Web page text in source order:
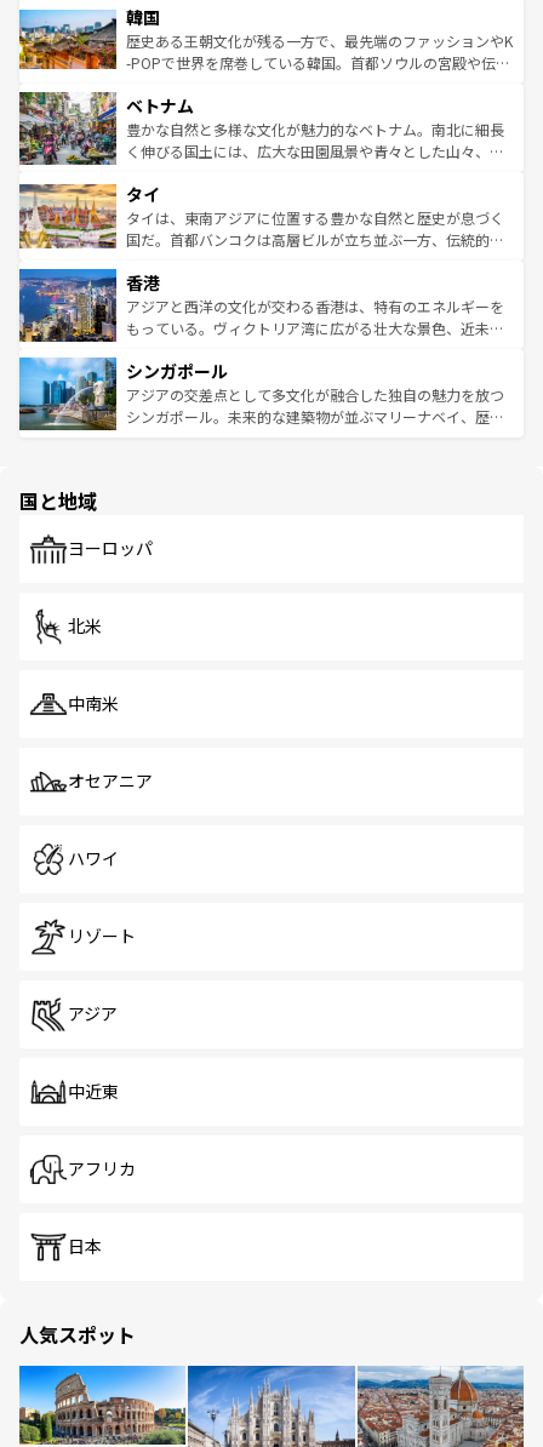
ワイを、存分に味わってほしい。 なお、新着のハワイ情報
はコンテンツ一覧を参照してほしい。
いる。アクティビティも充実しており、サーフィンやダイ
ビング、ハイキングなど、アウトドア好きにはたまらな
い。オーストラリアの多彩な魅力を存分に味わいつくそ
参照してほしい。
ン）、静ひつな山岳地帯である台湾東部など、都市の喧騒
と山間の静けさが共存しており、訪れる人に新しい発見と
驚きをもたらしてくれる。また、奥深い台湾の食文化も魅
容にもいいと評判のスイーツなど、バラエティ豊かな料理
が味わえる。 なお、新着の台湾情報は コンテンツ一覧を参
照してほしい。
韓国
歴史ある王朝文化が残る一方で、最先端のファッションやK
-POPで世界を席巻している韓国。首都ソウルの宮殿や伝統
き、地方に足を延ばせば四季折々の自然美を楽しむことが
できる。そして、キムチや焼肉、絶品のストリートフード
まで、さまざまな韓国料理が待っている。夜には、韓国な
リティに包まれながら、韓国の多彩な魅力を心ゆくまで味
わってみてほしい。 なお、新着の韓国情報はコンテンツ一
覧を参照してほしい。
ベトナム
豊かな自然と多様な文化が魅力的なベトナム。南北に細長
く伸びる国土には、広大な田園風景や青々とした山々、世
急速な発展と共に伝統が息づく。ハノイの古い町並みやホ
ーチミン市のフランス統治時代の建物も、独特の雰囲気を
醸し出している。また、バラエティの豊かさとおいしさで
とつ。フォーやバインミー、ベトナムコーヒーなどは、ぜ
ひ現地で味わいたい。どの地域を訪れてもあたたかい人々
が旅行者を迎えてくれるので、きっと忘れられない旅にな
参照してほしい。
タイ
タイは、東南アジアに位置する豊かな自然と歴史が息づく
国だ。首都バンコクは高層ビルが立ち並ぶ一方、伝統的な
の活気が交差している。北部ではチェンマイなどの山岳地
帯で自然と触れ合い、南部ではプーケットやクラビの美し
いビーチでリゾート気分を楽しむことができる。タイ料理
激する。気候は一年中温暖で、どの季節にも異なる楽しみ
が待っている。親しみやすいタイの人々、仏教を中心とし
た文化、そして多様な観光資源が、訪れる旅人を魅了し続
香港
アジアと西洋の文化が交わる香港は、特有のエネルギーを
もっている。ヴィクトリア湾に広がる壮大な景色、近未来
み、どこを訪れても感動するはず。観光スポットが密集し
ており、効率よく見どころを回れるのも魅力。息をのむよ
うな絶景から文化的な体験まで、香港を存分に楽しみ尽く
シンガポール
アジアの交差点として多文化が融合した独自の魅力を放つ
シンガポール。未来的な建築物が並ぶマリーナベイ、歴史
で、ホーカーズは地元の風情を楽しめる外せないスポット
国と地域
ヨーロッパ
北米
中南米
オセアニア
ハワイ
リゾート
アジア
中近東
アフリカ
日本
人気スポット